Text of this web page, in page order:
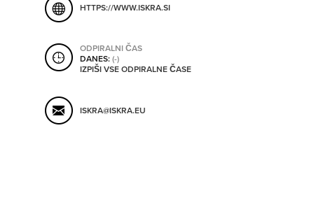
SHRANI V MOJ ITIS
HTTPS://WWW.ISKRA.SI
ODPIRALNI ČAS
DANES:(-)
IZPIŠI VSE ODPIRALNE ČASE
ISKRA@ISKRA.EU